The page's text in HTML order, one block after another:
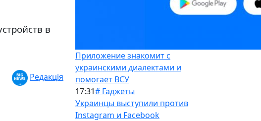
в
Редакція
Приложение знакомит с
украинскими диалектами и
помогает ВСУ
17:31# Гаджеты
Украинцы выступили против
Instagram и Facebook